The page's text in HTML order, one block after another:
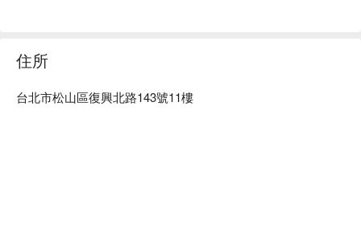
住所
台北市松山區復興北路143號11樓